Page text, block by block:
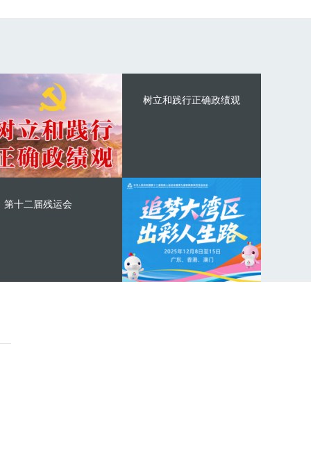
树立和践行正确政绩观
第十二届残运会